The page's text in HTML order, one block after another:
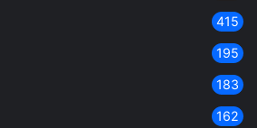
415
195
183
162